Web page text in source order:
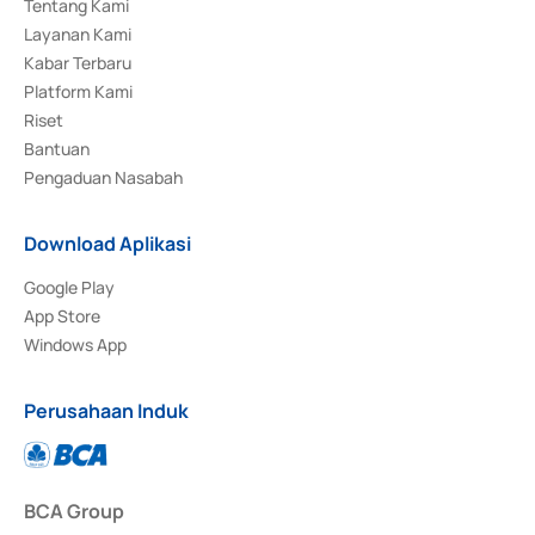
Tentang Kami
Layanan Kami
Kabar Terbaru
Platform Kami
Riset
Bantuan
Pengaduan Nasabah
Download Aplikasi
Google Play
App Store
Windows App
Perusahaan Induk
BCA Group